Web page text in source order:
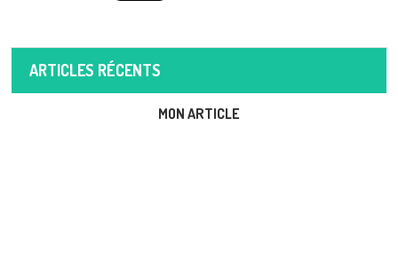
ARTICLES RÉCENTS
MON ARTICLE